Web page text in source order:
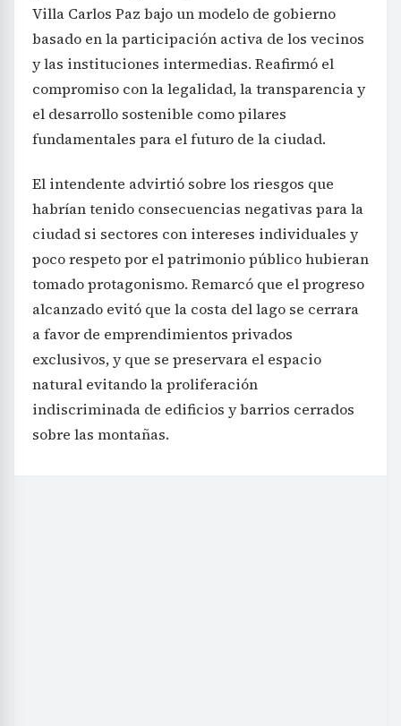
Villa Carlos Paz bajo un modelo de gobierno
basado en la participación activa de los vecinos
y las instituciones intermedias. Reafirmó el
compromiso con la legalidad, la transparencia y
el desarrollo sostenible como pilares
fundamentales para el futuro de la ciudad.
El intendente advirtió sobre los riesgos que
habrían tenido consecuencias negativas para la
ciudad si sectores con intereses individuales y
poco respeto por el patrimonio público hubieran
tomado protagonismo. Remarcó que el progreso
alcanzado evitó que la costa del lago se cerrara
a favor de emprendimientos privados
exclusivos, y que se preservara el espacio
natural evitando la proliferación
indiscriminada de edificios y barrios cerrados
sobre las montañas.